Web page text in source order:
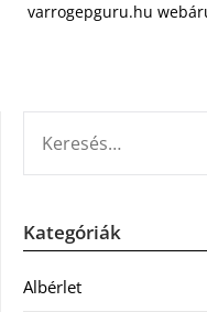
varrogepguru.hu
Kategóriák
Albérlet